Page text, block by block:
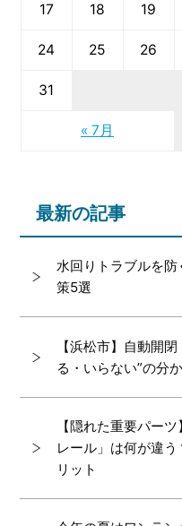
« 7月
17 18 19
24 25 26
31
最新の記事
水回りトラブルを
策5選
【浜松市】自動開
る・いらない”の分
【隠れた重要パー
レール」は何が違
リット